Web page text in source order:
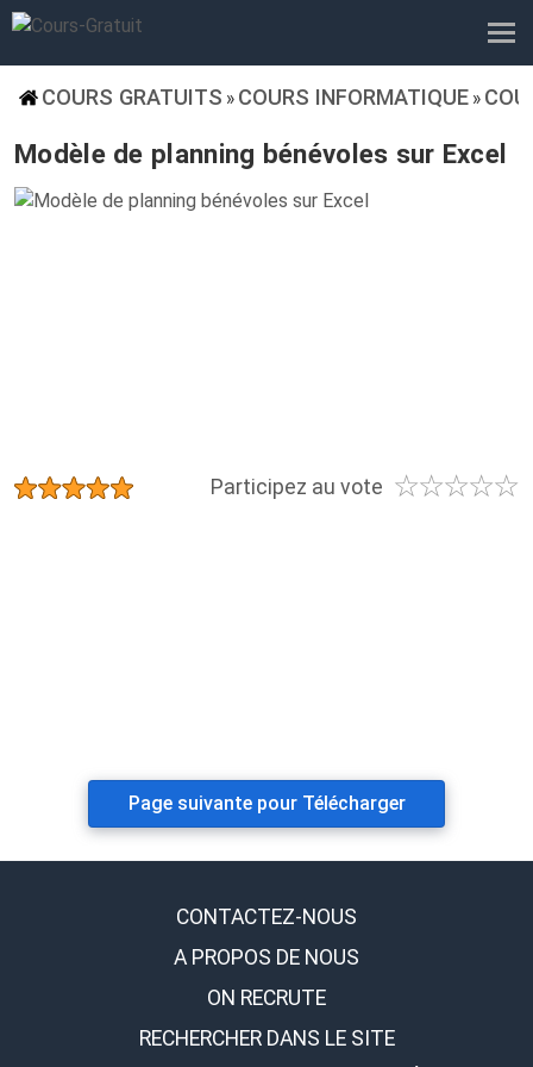
COURS GRATUITS » COURS INFORMATIQUE »
Modèle de planning bénévoles sur Excel
Participez au vote ☆☆☆☆☆
★★★★★
Page suivante pour Télécharger
CONTACTEZ-NOUS
A PROPOS DE NOUS
ON RECRUTE
RECHERCHER DANS LE SITE